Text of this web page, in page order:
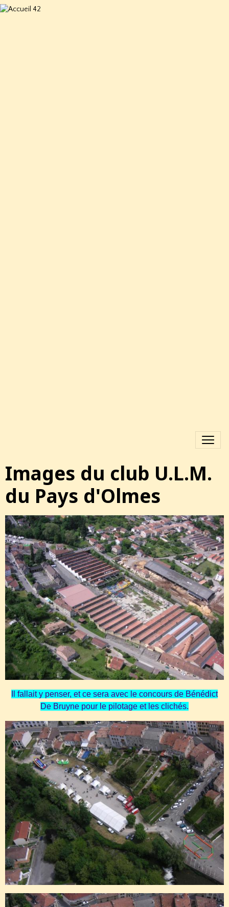
Images du club U.L.M.
du Pays d'Olmes
Il fallait y penser, et ce sera avec le concours de Bénédict
De Bruyne pour le pilotage et les clichés.